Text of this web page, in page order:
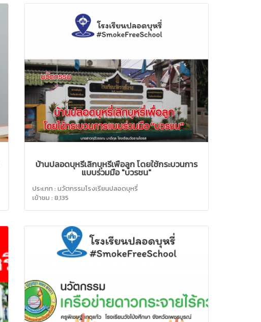
บ้านปลอดบุหรี่เลิกบุหรี่เพื่อลูก โดยใช้กระบวนการ
แบบร่วมมือ "บวรชน"
ประเภท : นวัตกรรมโรงเรียนปลอดบุหรี่
เข้าชม : 8,135